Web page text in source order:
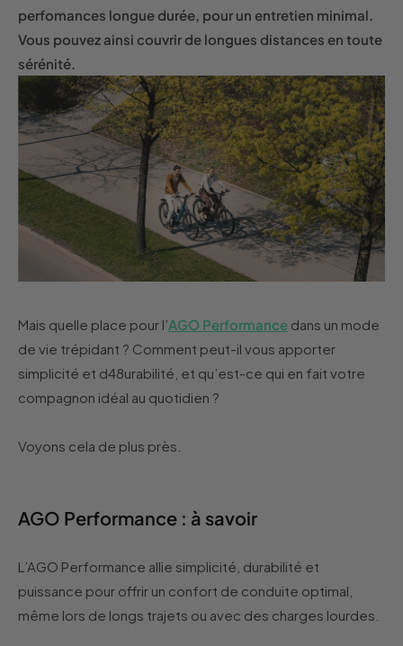
perfomances longue durée, pour un entretien minimal.
Vous pouvez ainsi couvrir de longues distances en toute
sérénité.
Mais quelle place pour l’AGO Performance dans un mode
de vie trépidant ? Comment peut-il vous apporter
simplicité et d48urabilité, et qu’est-ce qui en fait votre
compagnon idéal au quotidien ?
Voyons cela de plus près.
AGO Performance : à savoir
L’AGO Performance allie simplicité, durabilité et
puissance pour offrir un confort de conduite optimal,
même lors de longs trajets ou avec des charges lourdes.